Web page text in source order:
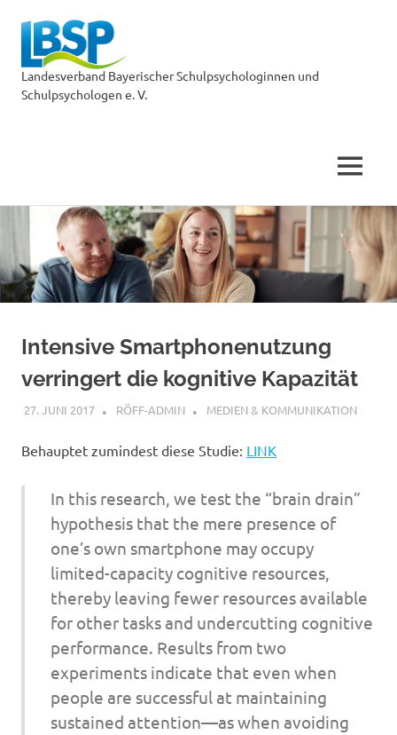
springen
Landesverband Bayerischer Schulpsychologinnen und
Schulpsychologen e. V.
MENÜ
Intensive Smartphonenutzung
verringert die kognitive Kapazität
27. JUNI 2017 RÖFF-ADMIN MEDIEN & KOMMUNIKATION
Behauptet zumindest diese Studie: LINK
In this research, we test the “brain drain”
hypothesis that the mere presence of
one’s own smartphone may occupy
limited-capacity cognitive resources,
thereby leaving fewer resources available
for other tasks and undercutting cognitive
performance. Results from two
experiments indicate that even when
people are successful at maintaining
sustained attention—as when avoiding